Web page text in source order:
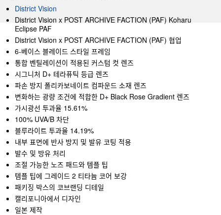
District Vision
District Vision x POST ARCHIVE FACTION (PAF) Koharu
Eclipse PAF
District Vision x POST ARCHIVE FACTION (PAF) 협업
6-베이스 블레이드 스타일 프레임
통합 벤틸레이션이 적용된 커스텀 컷 렌즈
시그니처 D+ 테라퓨틱 등급 렌즈
파손 방지 폴리카보네이트 컴파운드 소재 렌즈
변화하는 광량 조건에 적합한 D+ Black Rose Gradient 렌즈
가시광선 투과율 15.61%
100% UVA/B 차단
블루라이트 투과율 14.19%
내부 표면에 반사 방지 및 발유 코팅 적용
발수 및 방유 처리
조절 가능한 노즈 패드와 템플 팁
템플 팁에 그레이드 2 티타늄 코어 보강
패키징 박스의 코브랜딩 디테일
캘리포니아에서 디자인
일본 제작